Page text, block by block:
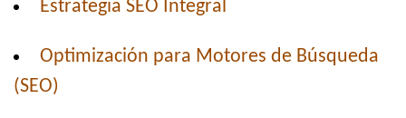
Estrategia SEO Integral
Optimización para Motores de Búsqueda
(SEO)